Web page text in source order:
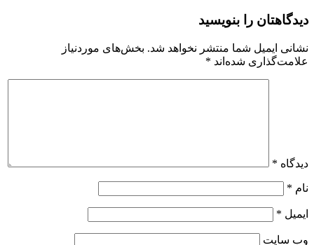
دیدگاهتان را بنویسید
نشانی ایمیل شما منتشر نخواهد شد. بخش‌های موردنیاز
علامت‌گذاری شده‌اند *
دیدگاه *
نام *
ایمیل *
وب‌ سایت